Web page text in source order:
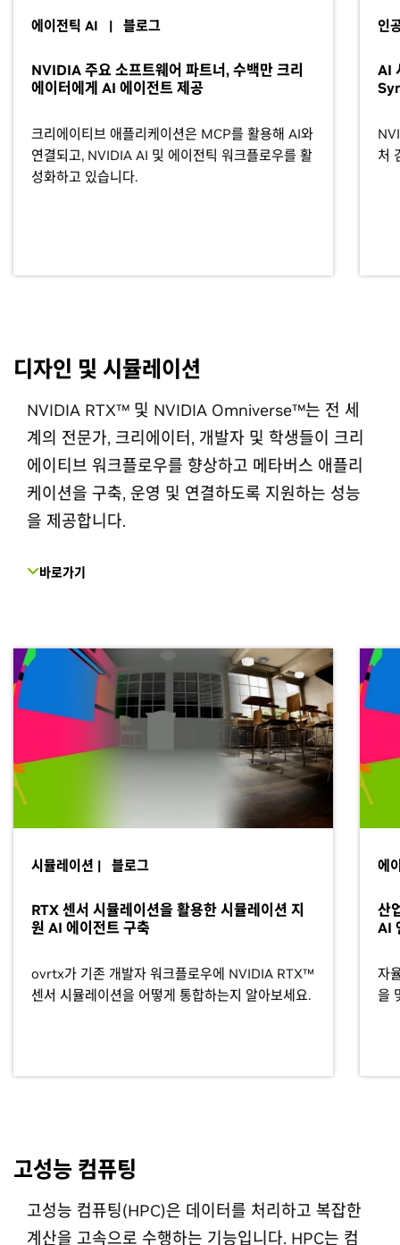
에이전틱 AI | 블로그
NVIDIA 주요 소프트웨어 파트너, 수백만 크리
에이터에게 AI 에이전트 제공
크리에이티브 애플리케이션은 MCP를 활용해 AI와
연결되고, NVIDIA AI 및 에이전틱 워크플로우를 활
성화하고 있습니다.
인
AI
처
디자인 및 시뮬레이션
NVIDIA RTX™ 및 NVIDIA Omniverse™는 전 세
계의 전문가, 크리에이터, 개발자 및 학생들이 크리
에이티브 워크플로우를 향상하고 메타버스 애플리
케이션을 구축, 운영 및 연결하도록 지원하는 성능
을 제공합니다.
바로가기
시뮬레이션 | 블로그
RTX 센서 시뮬레이션을 활용한 시뮬레이션 지
원 AI 에이전트 구축
ovrtx가 기존 개발자 워크플로우에 NVIDIA RTX™
센서 시뮬레이션을 어떻게 통합하는지 알아보세요.
에
산
AI
자
을
고성능 컴퓨팅
고성능 컴퓨팅(HPC)은 데이터를 처리하고 복잡한
계산을 고속으로 수행하는 기능입니다. HPC는 컴